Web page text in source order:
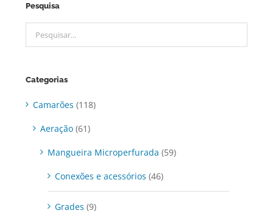
Pesquisa
Categorias
Camarões (118)
Aeração (61)
Mangueira Microperfurada (59)
Conexões e acessórios (46)
Grades (9)